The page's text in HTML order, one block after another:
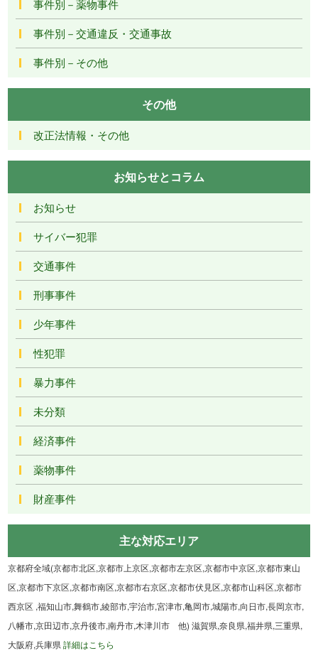
事件別－薬物事件
事件別－交通違反・交通事故
事件別－その他
その他
改正法情報・その他
お知らせとコラム
お知らせ
サイバー犯罪
交通事件
刑事事件
少年事件
性犯罪
暴力事件
未分類
経済事件
薬物事件
財産事件
主な対応エリア
京都府全域(京都市北区,京都市上京区,京都市左京区,京都市中京区,京都市東山
区,京都市下京区,京都市南区,京都市右京区,京都市伏見区,京都市山科区,京都市
西京区 ,福知山市,舞鶴市,綾部市,宇治市,宮津市,亀岡市,城陽市,向日市,長岡京市,
八幡市,京田辺市,京丹後市,南丹市,木津川市 他) 滋賀県,奈良県,福井県,三重県,
大阪府,兵庫県詳細はこちら